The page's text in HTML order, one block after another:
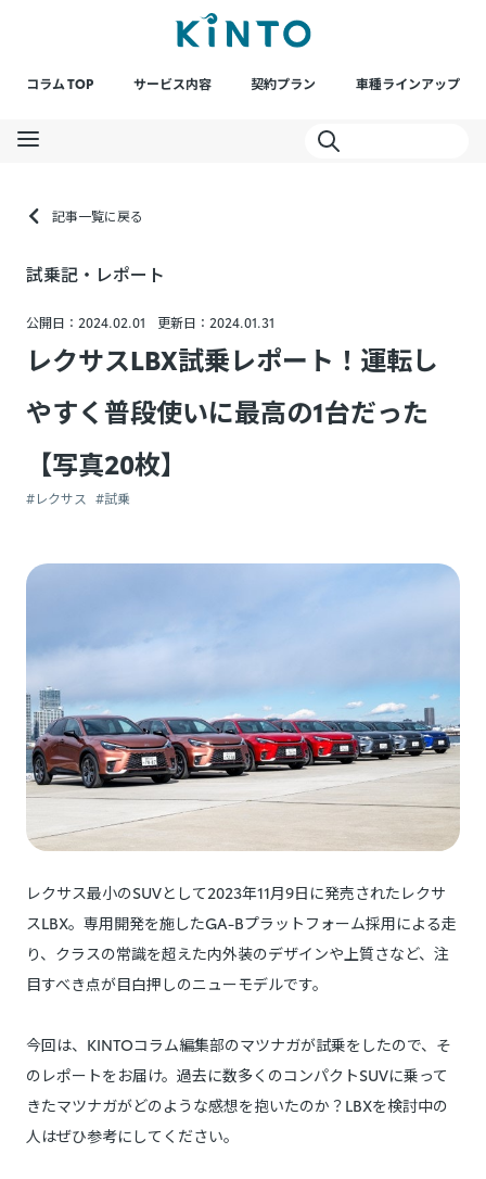
コラム TOP サービス内容 契約プラン 車種ラインアップ
記事一覧に戻る
試乗記・レポート
公開日：2024.02.01 更新日：2024.01.31
レクサスLBX試乗レポート！運転し
やすく普段使いに最高の1台だった
【写真20枚】
#レクサス #試乗
レクサス最小のSUVとして2023年11月9日に発売されたレクサ
スLBX。専用開発を施したGA-Bプラットフォーム採用による走
り、クラスの常識を超えた内外装のデザインや上質さなど、注
目すべき点が目白押しのニューモデルです。
今回は、KINTOコラム編集部のマツナガが試乗をしたので、そ
のレポートをお届け。過去に数多くのコンパクトSUVに乗って
きたマツナガがどのような感想を抱いたのか？LBXを検討中の
人はぜひ参考にしてください。